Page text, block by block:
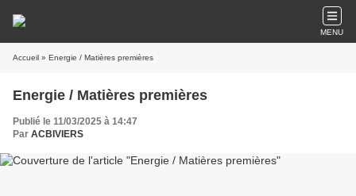
MENU
Accueil » Energie / Matières premières
Energie / Matières premières
Publié le 11/03/2025 à 14:47
Par ACBIVIERS